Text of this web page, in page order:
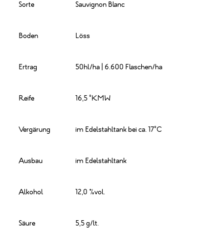
Sorte Sauvignon Blanc
Boden Löss
Ertrag 50hl/ha | 6.600 Flaschen/ha
Reife 16,5 °KMW
Vergärung im Edelstahltank bei ca. 17°C
Ausbau im Edelstahltank
Alkohol 12,0 %vol.
Säure 5,5 g/lt.